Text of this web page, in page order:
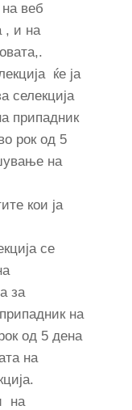
веб
, и на
ќе ја
селекција
припадник
рок од 5
на
кои ја
се
за
на
од 5 дена
на
на